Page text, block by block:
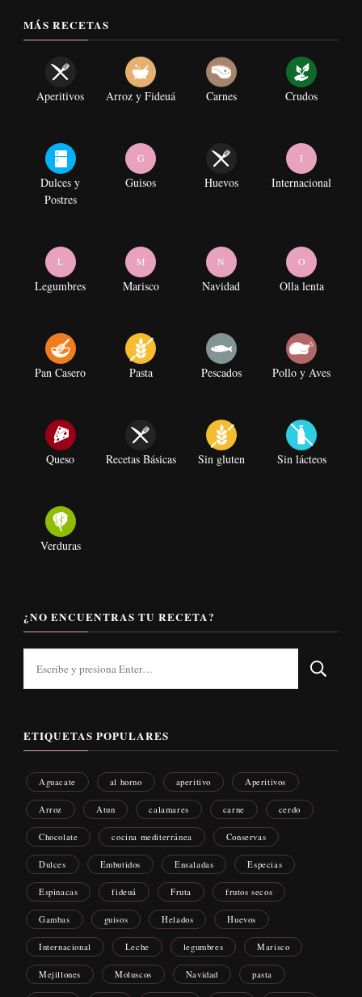
MÁS RECETAS
Aperitivos Arroz y Fideuá Carnes Crudos
Dulces y
Postres
G
Guisos Huevos
I
Internacional
L
Legumbres
M
Marisco
N
Navidad
O
Olla lenta
Pan Casero Pasta Pescados Pollo y Aves
Queso Recetas Básicas Sin gluten Sin lácteos
Verduras
¿NO ENCUENTRAS TU RECETA?
ETIQUETAS POPULARES
Aguacate al horno aperitivo Aperitivos
Arroz Atun calamares carne cerdo
Chocolate cocina mediterránea Conservas
Dulces Embutidos Ensaladas Especias
Espinacas fideuá Fruta frutos secos
Gambas guisos Helados Huevos
Internacional Leche legumbres Marisco
Mejillones Moluscos Navidad pasta